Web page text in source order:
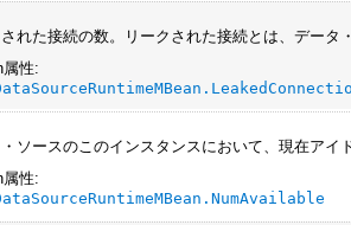
された接続の数。リークされた接続とは、データ
属性:
ソースのこのインスタンスにおいて、現在アイ
属性: